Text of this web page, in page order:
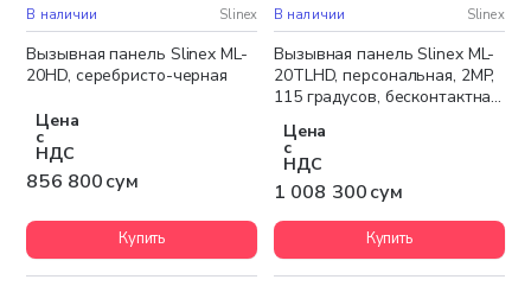
В наличии Slinex
Вызывная панель Slinex ML-
20HD, серебристо-черная
Цена
с
НДС
856 800 сум
Купить
В наличии Slinex
Вызывная панель Slinex ML-
20TLHD, персональная, 2MP,
115 градусов, бесконтактная,
Цена
с
НДС
1 008 300 сум
Купить